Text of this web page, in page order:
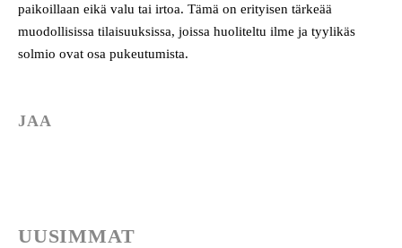
paikoillaan eikä valu tai irtoa. Tämä on erityisen tärkeää
muodollisissa tilaisuuksissa, joissa huoliteltu ilme ja tyylikäs
solmio ovat osa pukeutumista.
JAA
UUSIMMAT